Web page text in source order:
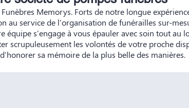
Memorys. Forts de notre longue
au service de l'organisation de funérailles sur-
équipe s'engage à vous épauler avec soin tout au
scrupuleusement les volontés de votre proche
sa mémoire de la plus belle des manières.